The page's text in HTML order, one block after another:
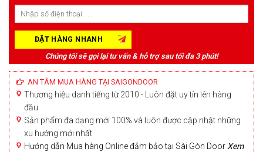
Chúng tôi sẽ gọi lại tư vấn & hỗ trợ sau tối đa 3 phút!
AN TÂM MUA HÀNG TẠI SAIGONDOOR
Thương hiệu danh tiếng từ 2010 - Luôn đặt uy tín lên hàng
đầu
Sản phẩm đa dạng mới 100% và luôn được cập nhật những
xu hướng mới nhất
Hướng dẫn Mua hàng Online đảm bảo tại Sài Gòn Door Xem